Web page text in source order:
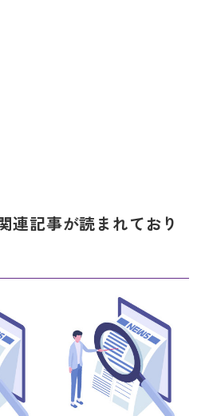
連記事が読まれており